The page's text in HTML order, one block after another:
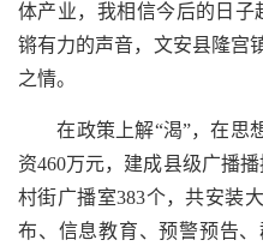
体产业，我相信今后的日子
锵有力的声音，文安县隆宫
之情。
在政策上解“渴”，在思想
资460万元，建成县级广播
村街广播室383个，共安装
布、信息教育、预警预告